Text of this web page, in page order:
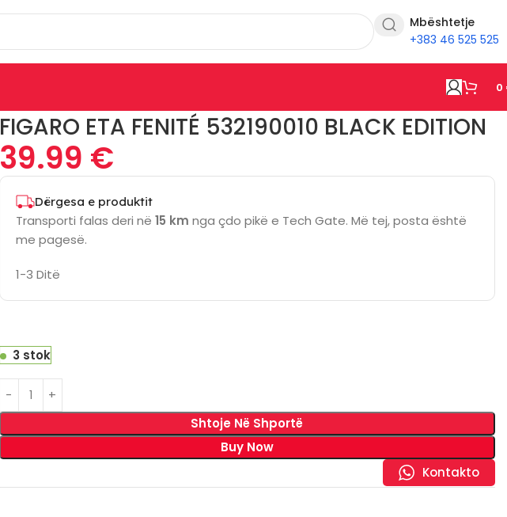
Mbështetje
+383 46 525 525
0
FIGARO ETA FENITÉ 532190010 BLACK EDITION
39.99 €
Dërgesa e produktit
Transporti falas deri në 15 km nga çdo pikë e Tech Gate. Më tej, posta është
me pagesë.
1-3 Ditë
3 stok
Shtoje Në Shportë
Buy Now
Kontakto